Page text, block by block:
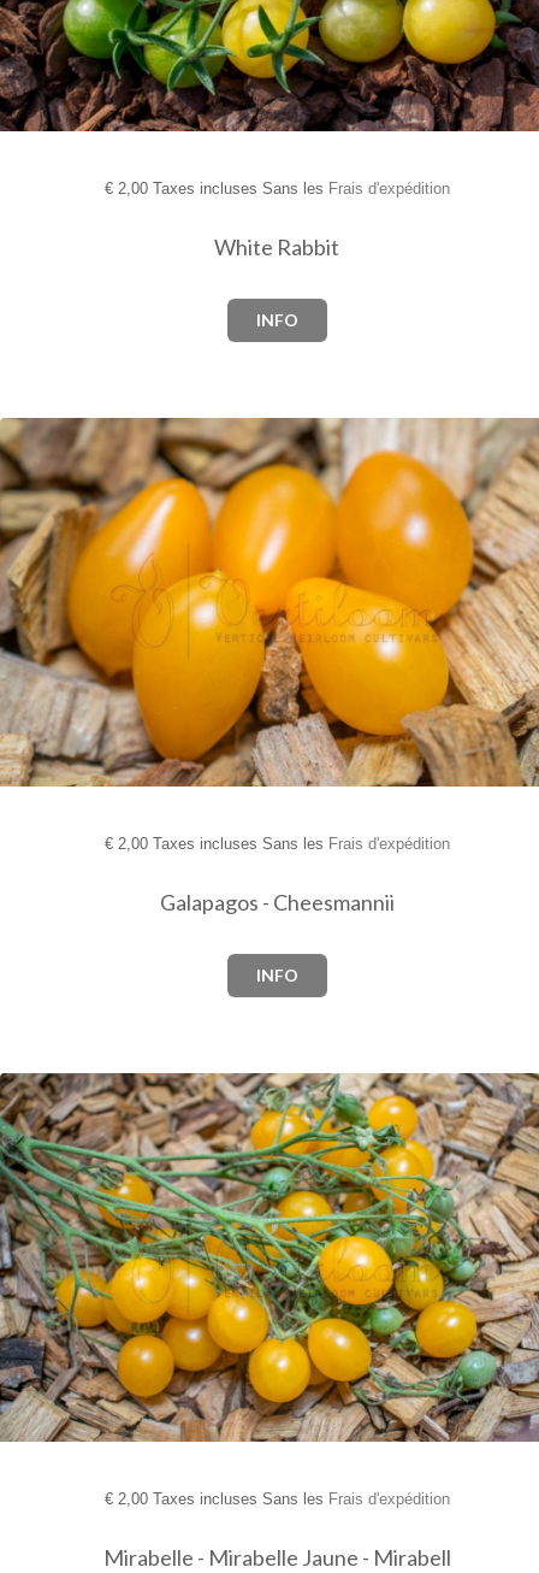
€2,00 Taxes incluses Sans les Frais d'expédition
White Rabbit
INFO
€2,00 Taxes incluses Sans les Frais d'expédition
Galapagos - Cheesmannii
INFO
€2,00 Taxes incluses Sans les Frais d'expédition
Mirabelle - Mirabelle Jaune - Mirabell